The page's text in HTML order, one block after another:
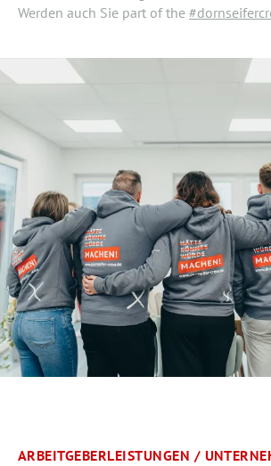
Werden auch Sie part of the
ARBEITGEBERLEISTUNGEN /